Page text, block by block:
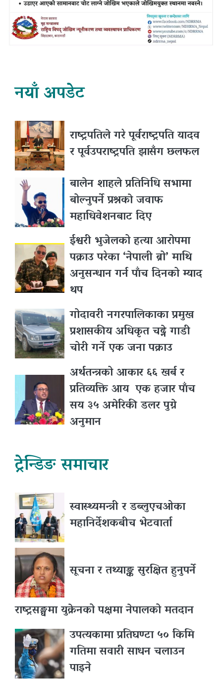
नयाँ अपडेट
राष्ट्रपतिले गरे पूर्वराष्ट्रपति यादव
र पूर्वउपराष्ट्रपति झासँग छलफल
बालेन शाहले प्रतिनिधि सभामा
बोल्नुपर्ने प्रश्नकाे जवाफ
महाधिवेशनबाट दिए
ईश्वरी भुजेलको हत्या आरोपमा
पक्राउ परेका ‘नेपाली ब्रो’ माथि
अनुसन्धान गर्न पाँच दिनको म्याद
थप
गोदावरी नगरपालिकाका प्रमुख
प्रशासकीय अधिकृत चढ्ने गाडी
चोरी गर्ने एक जना पक्राउ
अर्थतन्त्रको आकार ६६ खर्ब र
प्रतिव्यक्ति आय एक हजार पाँच
सय ३५ अमेरिकी डलर पुग्ने
अनुमान
ट्रेन्डिङ समाचार
स्वास्थ्यमन्त्री र डब्लुएचओका
महानिर्देशकबीच भेटवार्ता
सूचना र तथ्याङ्क सुरक्षित हुनुपर्ने
राष्ट्रसङ्घमा युक्रेनको पक्षमा नेपालको मतदान
उपत्यकामा प्रतिघण्टा ५० किमि
गतिमा सवारी साधन चलाउन
पाइने